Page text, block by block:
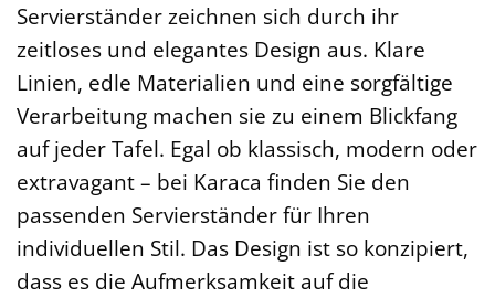
Servierständer zeichnen sich durch ihr
zeitloses und elegantes Design aus. Klare
Linien, edle Materialien und eine sorgfältige
Verarbeitung machen sie zu einem Blickfang
auf jeder Tafel. Egal ob klassisch, modern oder
extravagant – bei Karaca finden Sie den
passenden Servierständer für Ihren
individuellen Stil. Das Design ist so konzipiert,
dass es die Aufmerksamkeit auf die